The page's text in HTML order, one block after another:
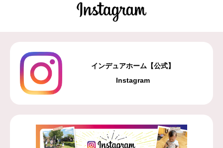
インデュアホーム【公式】
Instagram